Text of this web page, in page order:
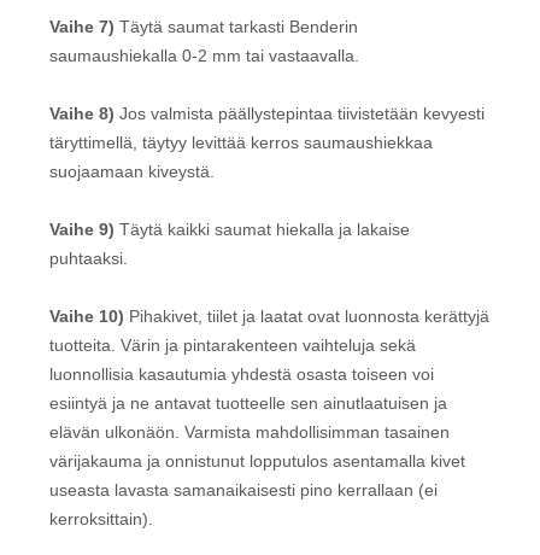
Vaihe 7) Täytä saumat tarkasti Benderin
saumaushiekalla 0-2 mm tai vastaavalla.
Vaihe 8) Jos valmista päällystepintaa tiivistetään kevyesti
täryttimellä, täytyy levittää kerros saumaushiekkaa
suojaamaan kiveystä.
Vaihe 9) Täytä kaikki saumat hiekalla ja lakaise
puhtaaksi.
Vaihe 10) Pihakivet, tiilet ja laatat ovat luonnosta kerättyjä
tuotteita. Värin ja pintarakenteen vaihteluja sekä
luonnollisia kasautumia yhdestä osasta toiseen voi
esiintyä ja ne antavat tuotteelle sen ainutlaatuisen ja
elävän ulkonäön. Varmista mahdollisimman tasainen
värijakauma ja onnistunut lopputulos asentamalla kivet
useasta lavasta samanaikaisesti pino kerrallaan (ei
kerroksittain).